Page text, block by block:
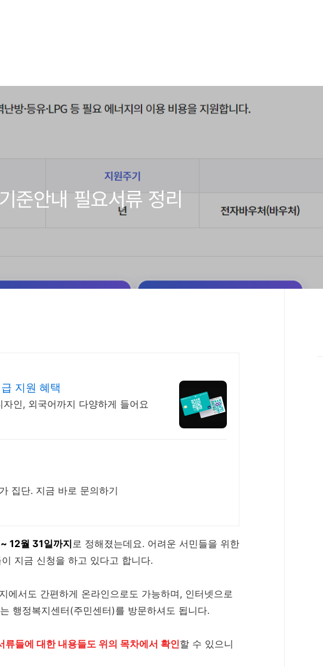
준안내 필요서류 정리
지원 혜택
인, 외국어까지 다양하게 들어요
집단. 지금 바로 문의하기
12월 31일까지로 정해졌는데요. 어려운 서민들을 위한
지금 신청을 하고 있다고 합니다.
에서도 간편하게 온라인으로도 가능하며, 인터넷으로
행정복지센터(주민센터)를 방문하셔도 됩니다.
들에 대한 내용들도 위의 목차에서 확인할 수 있으니